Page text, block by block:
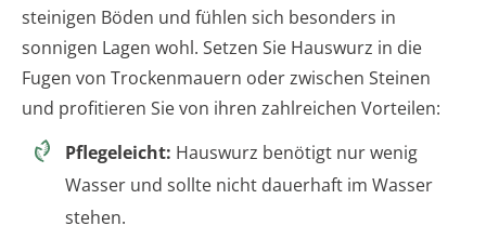
steinigen Böden und fühlen sich besonders in
sonnigen Lagen wohl. Setzen Sie Hauswurz in die
Fugen von Trockenmauern oder zwischen Steinen
und profitieren Sie von ihren zahlreichen Vorteilen:
Pflegeleicht: Hauswurz benötigt nur wenig
Wasser und sollte nicht dauerhaft im Wasser
stehen.